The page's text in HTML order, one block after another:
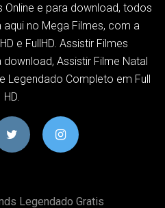
Online e para download, todos
no Mega Filmes, com a
e FullHD. Assistir Filmes
Assistir Filme Natal
Legendado Completo em Full
HD.
Legendado Gratis